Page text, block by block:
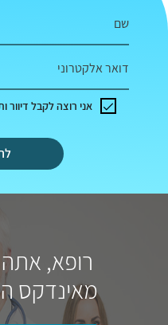
שם
דואר אלקטרוני
אני רוצה לקבל דיוור
רופא, אתה
מאינדקס